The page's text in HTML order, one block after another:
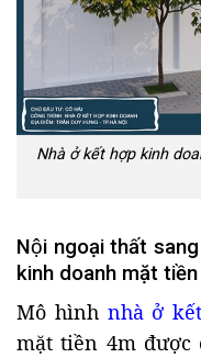
Nhà ở kết hợp kinh
Nội ngoại thất
kinh doanh mặt
Mô hình nhà ở
mặt tiền 4m